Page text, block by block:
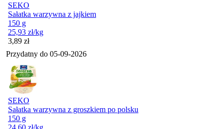
SEKO
Sałatka warzywna z jajkiem
150 g
25,93 zł/kg
Cena
3,89 zł
Przydatny do 05-09-2026
SEKO
Sałatka warzywna z groszkiem po polsku
150 g
24,60 zł/kg